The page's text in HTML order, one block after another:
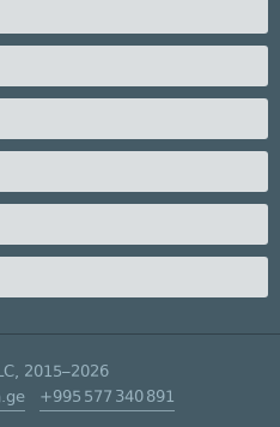
2015–2026
+995 577 340 891